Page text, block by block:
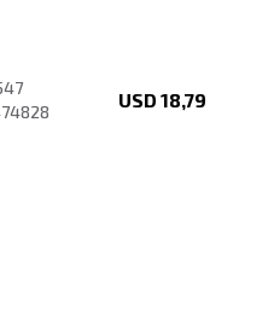
USD 18,79